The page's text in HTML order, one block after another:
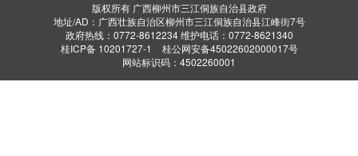
版权所有 广西柳州市三江侗族自治县政府
地址/AD：广西壮族自治区柳州市三江侗族自治县江峰街7号
政府热线：0772-8612234 维护电话：0772-8621340
桂ICP备 10201727-1
桂公网安备45022602000017号
网站标识码：4502260001